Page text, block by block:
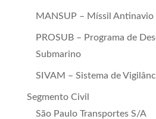
MANSUP – Míssil Antinavio
PROSUB – Programa de
Submarino
SIVAM – Sistema de
Segmento Civil
São Paulo Transportes S/A